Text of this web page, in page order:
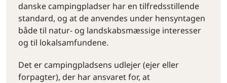
danske campingpladser har en tilfredsstillende
standard, og at de anvendes under hensyntagen
både til natur- og landskabsmæssige interesser
og til lokalsamfundene.
Det er campingpladsens udlejer (ejer eller
forpagter), der har ansvaret for, at